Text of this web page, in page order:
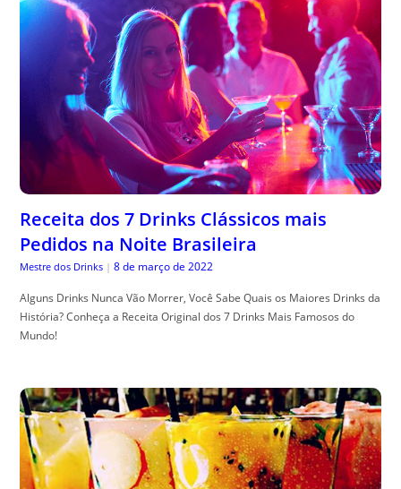
Receita dos 7 Drinks Clássicos mais
Pedidos na Noite Brasileira
Mestre dos Drinks | 8 de março de 2022
Alguns Drinks Nunca Vão Morrer, Você Sabe Quais os Maiores Drinks da
História? Conheça a Receita Original dos 7 Drinks Mais Famosos do
Mundo!